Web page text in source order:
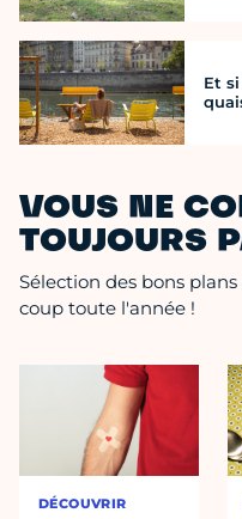
Et
VOUS NE
TOUJOURS
Sélection des bons
coup toute l'année !
DÉCOUVRIR